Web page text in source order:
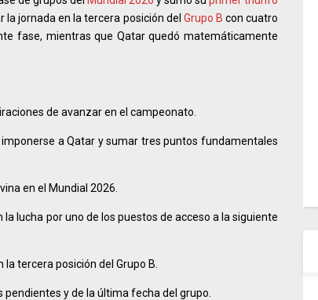
jornada en la tercera posición del Grupo B con cuatro
fase, mientras que Qatar quedó matemáticamente
de avanzar en el campeonato.
a Qatar y sumar tres puntos fundamentales
en el Mundial 2026.
lucha por uno de los puestos de acceso a la siguiente
tercera posición del Grupo B.
y de la última fecha del grupo.